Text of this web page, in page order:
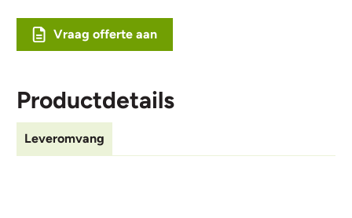
Vraag offerte aan
Productdetails
Leveromvang